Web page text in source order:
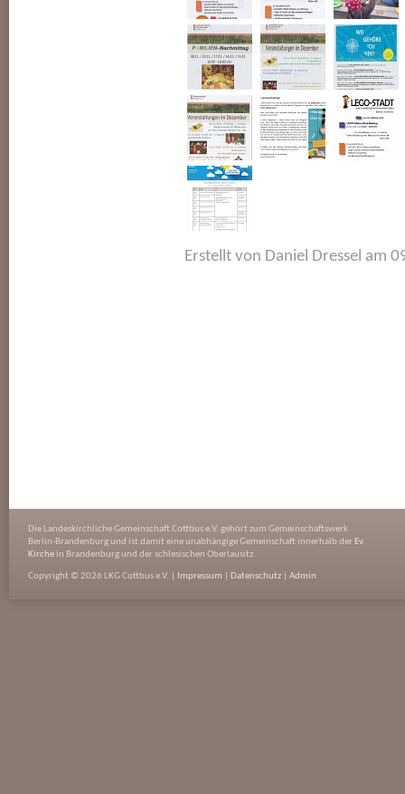
Erstellt von Daniel Dressel am
Die Landeskirchliche Gemeinschaft Cottbus e.V. gehört zum Gemeinschaftswerk
Berlin-Brandenburg und ist damit eine unabhängige Gemeinschaft innerhalb der Ev.
Kirche in Brandenburg und der schlesischen Oberlausitz.
Copyright © 2026 LKG Cottbus e.V. | Impressum |Datenschutz |Admin